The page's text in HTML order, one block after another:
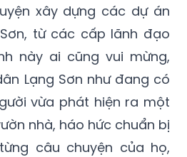
xây dựng các dự án
từ các cấp lãnh đạo
này ai cũng vui mừng,
Lạng Sơn như đang có
vừa phát hiện ra một
nhà, háo hức chuẩn bị
câu chuyện của họ,